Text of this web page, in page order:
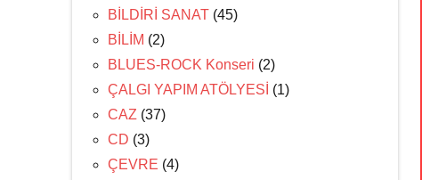
BİLDİRİ SANAT (45)
BİLİM (2)
BLUES-ROCK Konseri (2)
ÇALGI YAPIM ATÖLYESİ (1)
CAZ (37)
CD (3)
ÇEVRE (4)